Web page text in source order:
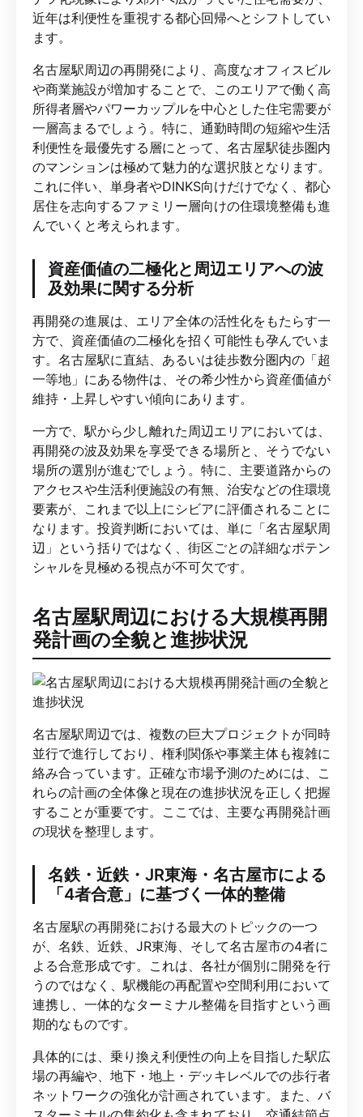
近年は利便性を重視する都心回帰へとシフトしてい
ます。
名古屋駅周辺の再開発により、高度なオフィスビル
や商業施設が増加することで、このエリアで働く高
所得者層やパワーカップルを中心とした住宅需要が
一層高まるでしょう。特に、通勤時間の短縮や生活
利便性を最優先する層にとって、名古屋駅徒歩圏内
のマンションは極めて魅力的な選択肢となります。
これに伴い、単身者やDINKS向けだけでなく、都心
居住を志向するファミリー層向けの住環境整備も進
んでいくと考えられます。
資産価値の二極化と周辺エリアへの波
及効果に関する分析
再開発の進展は、エリア全体の活性化をもたらす一
方で、資産価値の二極化を招く可能性も孕んでいま
す。名古屋駅に直結、あるいは徒歩数分圏内の「超
一等地」にある物件は、その希少性から資産価値が
維持・上昇しやすい傾向にあります。
一方で、駅から少し離れた周辺エリアにおいては、
再開発の波及効果を享受できる場所と、そうでない
場所の選別が進むでしょう。特に、主要道路からの
アクセスや生活利便施設の有無、治安などの住環境
要素が、これまで以上にシビアに評価されることに
なります。投資判断においては、単に「名古屋駅周
辺」という括りではなく、街区ごとの詳細なポテン
シャルを見極める視点が不可欠です。
名古屋駅周辺における大規模再開
発計画の全貌と進捗状況
名古屋駅周辺では、複数の巨大プロジェクトが同時
並行で進行しており、権利関係や事業主体も複雑に
絡み合っています。正確な市場予測のためには、こ
れらの計画の全体像と現在の進捗状況を正しく把握
することが重要です。ここでは、主要な再開発計画
の現状を整理します。
名鉄・近鉄・JR東海・名古屋市による
「4者合意」に基づく一体的整備
名古屋駅の再開発における最大のトピックの一つ
が、名鉄、近鉄、JR東海、そして名古屋市の4者に
よる合意形成です。これは、各社が個別に開発を行
うのではなく、駅機能の再配置や空間利用において
連携し、一体的なターミナル整備を目指すという画
期的なものです。
具体的には、乗り換え利便性の向上を目指した駅広
場の再編や、地下・地上・デッキレベルでの歩行者
ネットワークの強化が計画されています。また、バ